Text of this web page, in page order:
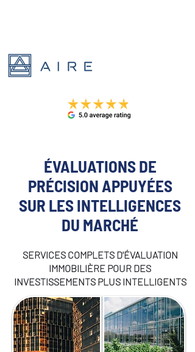
ÉVALUATIONS DE
PRÉCISION APPUYÉES
SUR LES INTELLIGENCES
DU MARCHÉ
SERVICES COMPLETS D'ÉVALUATION
IMMOBILIÈRE POUR DES
INVESTISSEMENTS PLUS INTELLIGENTS